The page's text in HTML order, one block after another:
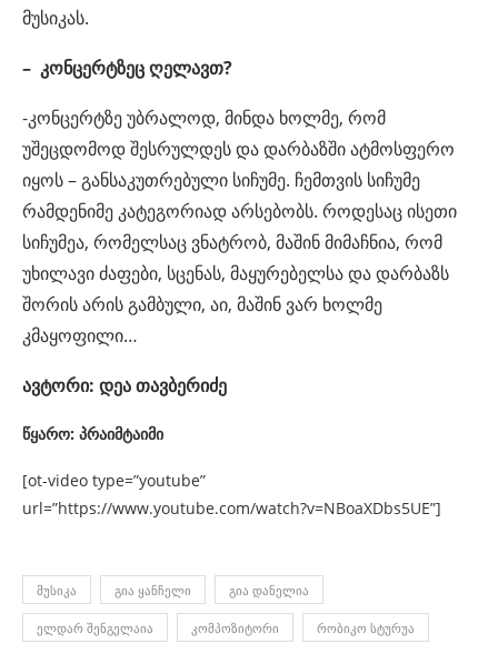
მუსიკას.
– კონცერტზეც ღელავთ?
-კონცერტზე უბრალოდ, მინდა ხოლმე, რომ
უშეცდომოდ შესრულდეს და დარბაზში ატმოსფერო
იყოს – განსაკუთრებული სიჩუმე. ჩემთვის სიჩუმე
რამდენიმე კატეგორიად არსებობს. როდესაც ისეთი
სიჩუმეა, რომელსაც ვნატრობ, მაშინ მიმაჩნია, რომ
უხილავი ძაფები, სცენას, მაყურებელსა და დარბაზს
შორის არის გამბული, აი, მაშინ ვარ ხოლმე
კმაყოფილი…
ავტორი: დეა თავბერიძე
წყარო: პრაიმტაიმი
[ot-video type=”youtube”
url=”https://www.youtube.com/watch?v=NBoaXDbs5UE”]
ᲛᲣᲡᲘᲙᲐ ᲒᲘᲐ ᲧᲐᲜᲩᲔᲚᲘ ᲒᲘᲐ ᲓᲐᲜᲔᲚᲘᲐ
ᲔᲚᲓᲐᲠ ᲨᲔᲜᲒᲔᲚᲐᲘᲐ ᲙᲝᲛᲞᲝᲖᲘᲢᲝᲠᲘ ᲠᲝᲑᲘᲙᲝ ᲡᲢᲣᲠᲣᲐ